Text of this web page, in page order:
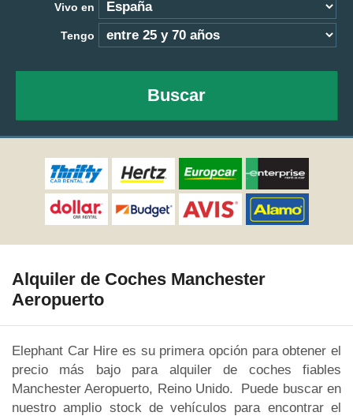
Vivo en
Tengo
Buscar
Alquiler de Coches Manchester
Aeropuerto
Elephant Car Hire es su primera opción para obtener el
precio más bajo para alquiler de coches fiables
Manchester Aeropuerto, Reino Unido. Puede buscar en
nuestro amplio stock de vehículos para encontrar el